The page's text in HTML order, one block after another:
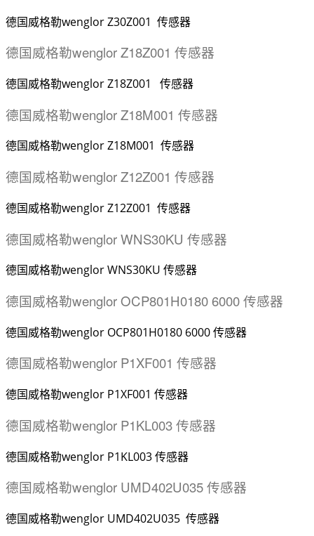
德国威格勒wenglor Z30Z001 传感器
德国威格勒wenglor Z18Z001 传感器
德国威格勒wenglor Z18Z001 传感器
德国威格勒wenglor Z18M001 传感器
德国威格勒wenglor Z18M001 传感器
德国威格勒wenglor Z12Z001 传感器
德国威格勒wenglor Z12Z001 传感器
德国威格勒wenglor WNS30KU 传感器
德国威格勒wenglor WNS30KU 传感器
德国威格勒wenglor OCP801H0180 6000 传感器
德国威格勒wenglor OCP801H0180 6000 传感器
德国威格勒wenglor P1XF001 传感器
德国威格勒wenglor P1XF001 传感器
德国威格勒wenglor P1KL003 传感器
德国威格勒wenglor P1KL003 传感器
德国威格勒wenglor UMD402U035 传感器
德国威格勒wenglor UMD402U035 传感器